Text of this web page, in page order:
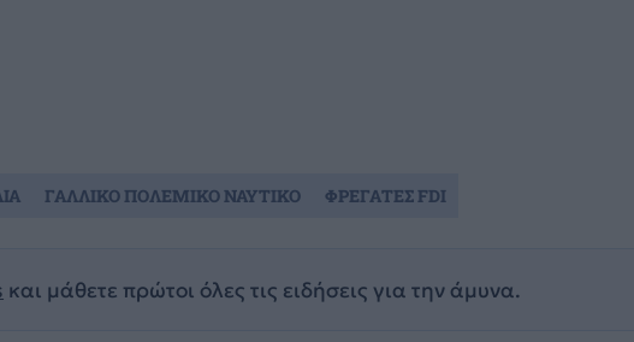
και μάθετε πρώτοι όλες τις ειδήσεις για την άμυνα.
ΓΑΛΛΙΚΟ ΠΟΛΕΜΙΚΟ ΝΑΥΤΙΚΟ ΦΡΕΓΑΤΕΣ FDI